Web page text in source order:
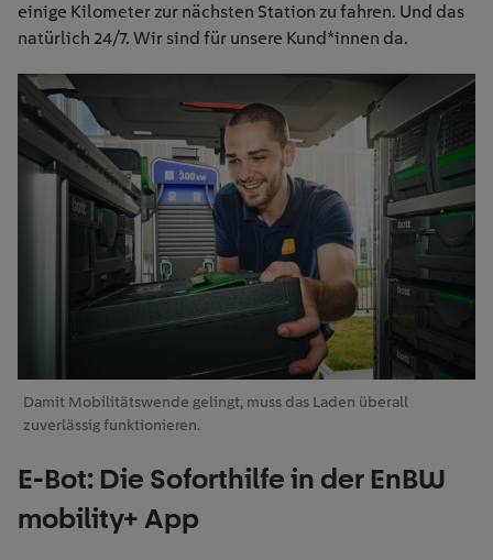
einige Kilometer zur nächsten Station zu fahren. Und das
natürlich 24/7. Wir sind für unsere Kund*innen da.
Damit Mobilitätswende gelingt, muss das Laden überall
zuverlässig funktionieren.
E-Bot: Die Soforthilfe in der EnBW
mobility+ App